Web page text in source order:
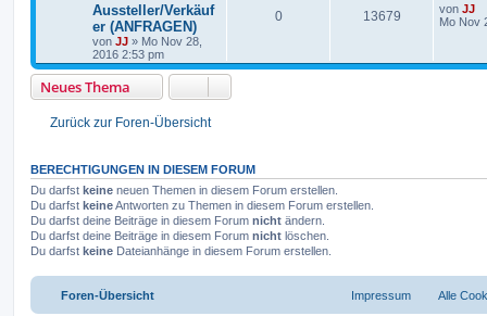
Aussteller/Verkäuf
er (ANFRAGEN)
von JJ » Mo Nov 28,
2016 2:53 pm
0 13679 von JJ
Mo Nov
Neues Thema
Zurück zur Foren-Übersicht
BERECHTIGUNGEN IN DIESEM FORUM
Du darfst keine neuen Themen in diesem Forum erstellen.
Du darfst keineAntworten zu Themen in diesem Forum erstellen.
Du darfst deine Beiträge in diesem Forum nicht ändern.
Du darfst deine Beiträge in diesem Forum nicht löschen.
Du darfst keine Dateianhänge in diesem Forum erstellen.
Foren-Übersicht Alle
Impressum